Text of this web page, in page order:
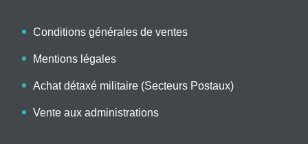
Conditions générales de ventes
Mentions légales
Achat détaxé militaire (Secteurs Postaux)
Vente aux administrations